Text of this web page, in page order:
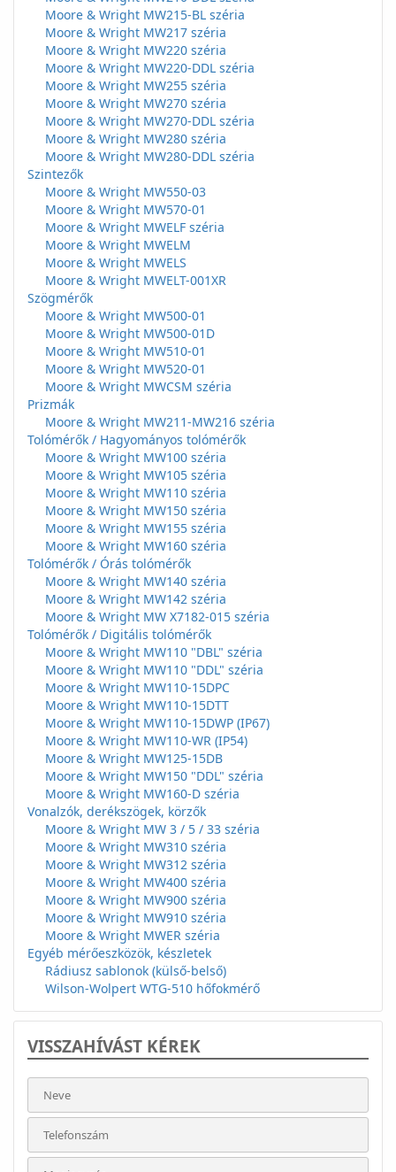
Moore & Wright MW215-BL széria
Moore & Wright MW217 széria
Moore & Wright MW220 széria
Moore & Wright MW220-DDL széria
Moore & Wright MW255 széria
Moore & Wright MW270 széria
Moore & Wright MW270-DDL széria
Moore & Wright MW280 széria
Moore & Wright MW280-DDL széria
Szintezők
Moore & Wright MW550-03
Moore & Wright MW570-01
Moore & Wright MWELF széria
Moore & Wright MWELM
Moore & Wright MWELS
Moore & Wright MWELT-001XR
Szögmérők
Moore & Wright MW500-01
Moore & Wright MW500-01D
Moore & Wright MW510-01
Moore & Wright MW520-01
Moore & Wright MWCSM széria
Prizmák
Moore & Wright MW211-MW216 széria
Tolómérők / Hagyományos tolómérők
Moore & Wright MW100 széria
Moore & Wright MW105 széria
Moore & Wright MW110 széria
Moore & Wright MW150 széria
Moore & Wright MW155 széria
Moore & Wright MW160 széria
Tolómérők / Órás tolómérők
Moore & Wright MW140 széria
Moore & Wright MW142 széria
Moore & Wright MW X7182-015 széria
Tolómérők / Digitális tolómérők
Moore & Wright MW110 "DBL" széria
Moore & Wright MW110 "DDL" széria
Moore & Wright MW110-15DPC
Moore & Wright MW110-15DTT
Moore & Wright MW110-15DWP (IP67)
Moore & Wright MW110-WR (IP54)
Moore & Wright MW125-15DB
Moore & Wright MW150 "DDL" széria
Moore & Wright MW160-D széria
Vonalzók, derékszögek, körzők
Moore & Wright MW 3 / 5 / 33 széria
Moore & Wright MW310 széria
Moore & Wright MW312 széria
Moore & Wright MW400 széria
Moore & Wright MW900 széria
Moore & Wright MW910 széria
Moore & Wright MWER széria
Egyéb mérőeszközök, készletek
Rádiusz sablonok (külső-belső)
Wilson-Wolpert WTG-510 hőfokmérő
VISSZAHÍVÁST KÉREK